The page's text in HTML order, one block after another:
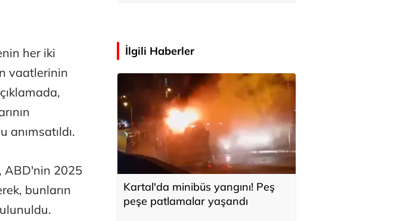
her iki
vaatlerinin
anımsatıldı.
ABD'nin 2025
bunların
İlgili Haberler
Kartal'da minibüs yangını! Peş
peşe patlamalar yaşandı